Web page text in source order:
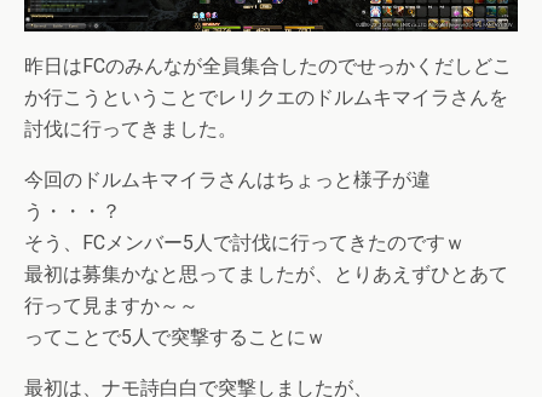
昨日はFCのみんなが全員集合したのでせっかくだしどこ
か行こうということでレリクエのドルムキマイラさんを
討伐に行ってきました。
今回のドルムキマイラさんはちょっと様子が違
う・・・？
そう、FCメンバー5人で討伐に行ってきたのですｗ
最初は募集かなと思ってましたが、とりあえずひとあて
行って見ますか～～
ってことで5人で突撃することにｗ
最初は、ナモ詩白白で突撃しましたが、